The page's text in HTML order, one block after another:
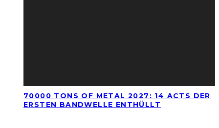
70000 TONS OF METAL 2027: 14 ACTS DER
ERSTEN BANDWELLE ENTHÜLLT